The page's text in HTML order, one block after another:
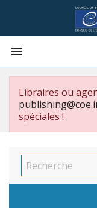

Libraires ou
spéciales !